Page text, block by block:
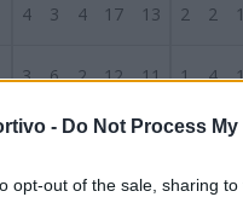
- Do Not Process
opt-out of the sale, sharing
4 3 4 17 13 2 2 1
3 6 2 12 11 1 4
3 5 3 16 19 2 3